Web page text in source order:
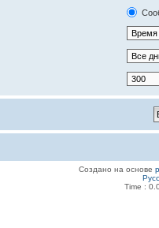
Создано на основе
Time :